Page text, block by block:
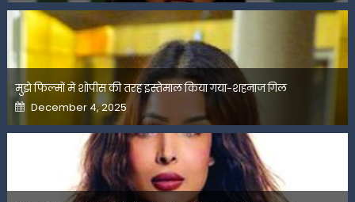
मुझे फिल्मों में शोपीस की तरह इस्तेमाल किया गया-शहनाज गिल
Posted
on
December 4, 2025